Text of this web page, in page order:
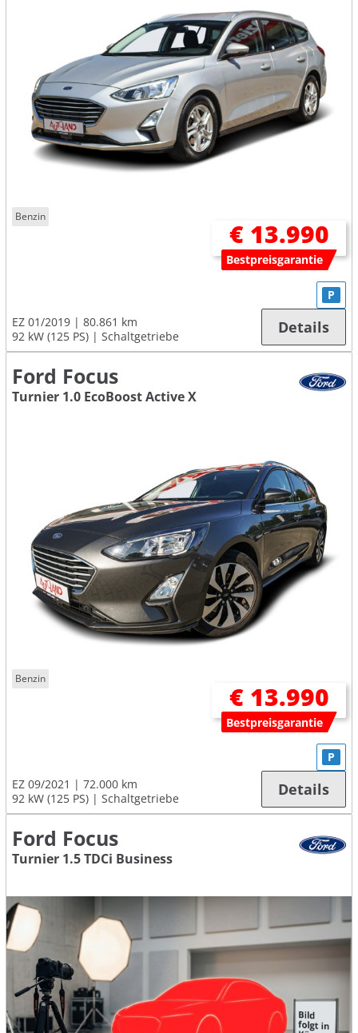
Benzin
€ 13.990
Bestpreisgarantie
EZ 01/2019
80.861 km
92 kW (125 PS)
Schaltgetriebe
P
Details
Ford Focus
Turnier 1.0 EcoBoost Active X
Benzin
€ 13.990
Bestpreisgarantie
EZ 09/2021
72.000 km
92 kW (125 PS)
Schaltgetriebe
P
Details
Ford Focus
Turnier 1.5 TDCi Business